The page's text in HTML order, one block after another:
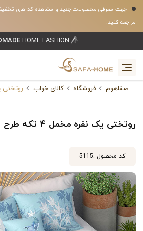
مراجعه کنید.
HOME FASHION
صفاهوم فروشگاه کالای خواب روتختی یک
روتختی یک نفره مخمل ۴ تکه طرح افرا هرمدر
کد محصول :5115